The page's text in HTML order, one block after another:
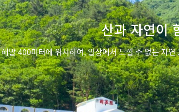
산과 자연이
발 400미터에 위치하여, 일상에서 느낄 수 없는 자